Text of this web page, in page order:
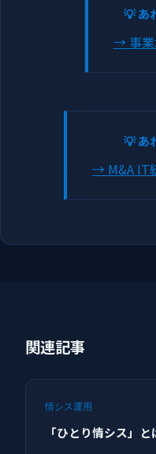
💡 あ
→ 事業
💡 あ
→ M&A IT
関連記事
情シス運用
「ひとり情シス」